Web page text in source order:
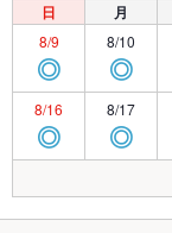
日 月
8/9
◎
8/10
◎
8/16
◎
8/17
◎
◎ ◎